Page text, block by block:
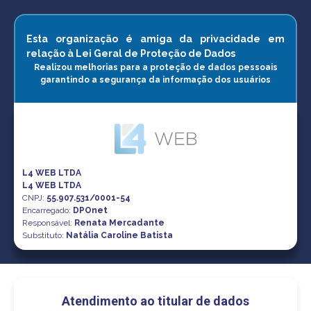
Esta organização é amiga da privacidade em
relação à Lei Geral de Proteção de Dados
Realizou melhorias para a proteção de dados pessoais
garantindo a segurança da informação dos usuários
L4 WEB LTDA
L4 WEB LTDA
CNPJ: 55.907.531/0001-54
Encarregado: DPOnet
Responsável: Renata Mercadante
Substituto: Natália Caroline Batista
Atendimento ao titular de dados